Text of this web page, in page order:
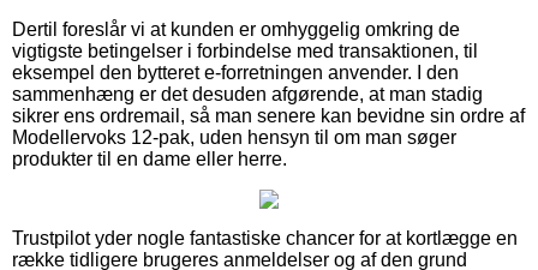
Dertil foreslår vi at kunden er omhyggelig omkring de
vigtigste betingelser i forbindelse med transaktionen, til
eksempel den bytteret e-forretningen anvender. I den
sammenhæng er det desuden afgørende, at man stadig
sikrer ens ordremail, så man senere kan bevidne sin ordre af
Modellervoks 12-pak, uden hensyn til om man søger
produkter til en dame eller herre.
Trustpilot yder nogle fantastiske chancer for at kortlægge en
række tidligere brugeres anmeldelser og af den grund